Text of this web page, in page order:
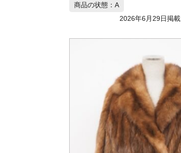
商品の状態：A
2026年6月29日掲載